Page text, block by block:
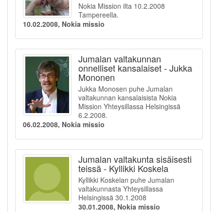
Nokia Mission ilta 10.2.2008
Tampereella.
10.02.2008, Nokia missio
Jumalan valtakunnan
onnelliset kansalaiset - Jukka
Mononen
Jukka Monosen puhe Jumalan
valtakunnan kansalaisista Nokia
Mission Yhteysillassa Helsingissä
6.2.2008.
06.02.2008, Nokia missio
Jumalan valtakunta sisäisesti
teissä - Kyllikki Koskela
Kyllikki Koskelan puhe Jumalan
valtakunnasta Yhteysillassa
Helsingissä 30.1.2008
30.01.2008, Nokia missio